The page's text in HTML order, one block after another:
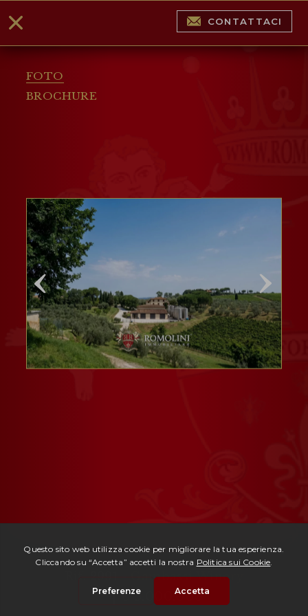
FOTO
BROCHURE
CONTATTACI
Gambassi Winery
| € 5.000.000